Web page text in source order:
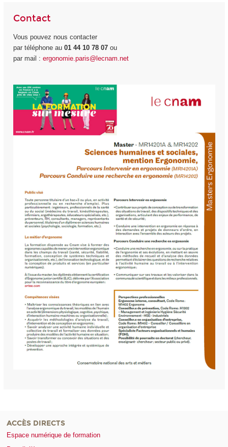
Contact
Vous pouvez nous contacter
par téléphone au 01 44 10 78 07ou
par mail : ergonomie.paris@lecnam.net
ACCÈS DIRECTS
Espace numérique de formation